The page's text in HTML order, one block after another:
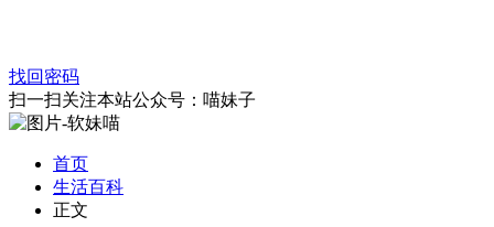
找回密码
扫一扫关注本站公众号：喵妹子
首页
生活百科
正文